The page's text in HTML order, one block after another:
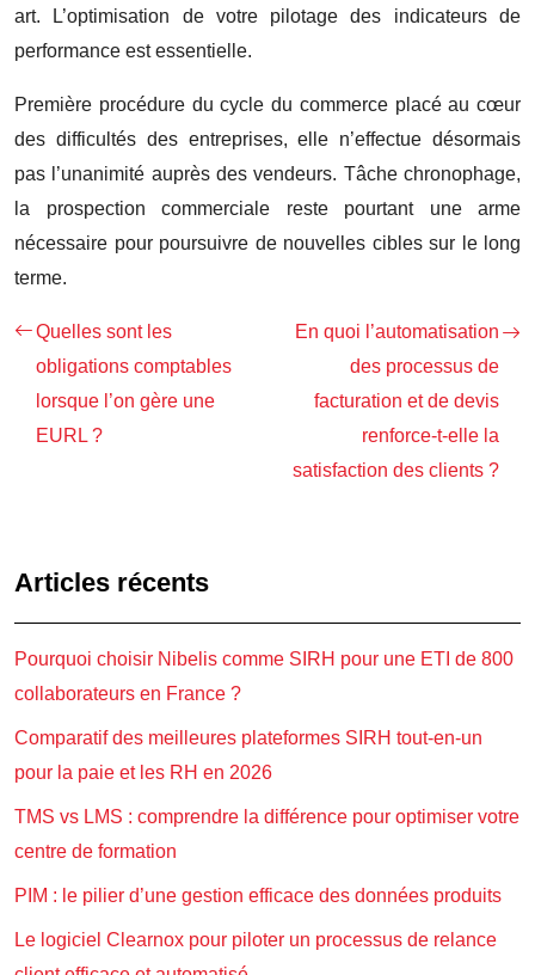
art. L’optimisation de votre pilotage des indicateurs de
performance est essentielle.
Première procédure du cycle du commerce placé au cœur
des difficultés des entreprises, elle n’effectue désormais
pas l’unanimité auprès des vendeurs. Tâche chronophage,
la prospection commerciale reste pourtant une arme
nécessaire pour poursuivre de nouvelles cibles sur le long
terme.
Quelles sont les
obligations comptables
lorsque l’on gère une
EURL ?
En quoi l’automatisation
des processus de
facturation et de devis
renforce-t-elle la
satisfaction des clients ?
Articles récents
Pourquoi choisir Nibelis comme SIRH pour une ETI de 800
collaborateurs en France ?
Comparatif des meilleures plateformes SIRH tout-en-un
pour la paie et les RH en 2026
TMS vs LMS : comprendre la différence pour optimiser votre
centre de formation
PIM : le pilier d’une gestion efficace des données produits
Le logiciel Clearnox pour piloter un processus de relance